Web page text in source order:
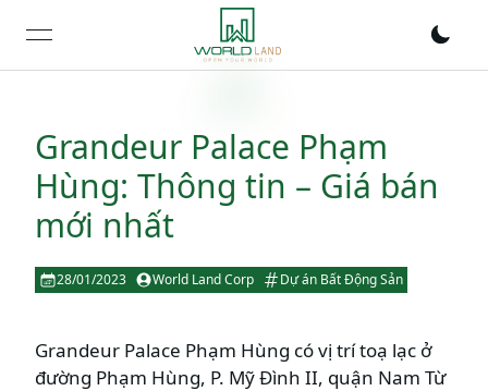
open navigation menu
Grandeur Palace Phạm
Hùng: Thông tin – Giá bán
mới nhất
28/01/2023 World Land Corp Dự án Bất Động Sản
Grandeur Palace Phạm Hùng có vị trí toạ lạc ở
đường Phạm Hùng, P. Mỹ Đình II, quận Nam Từ